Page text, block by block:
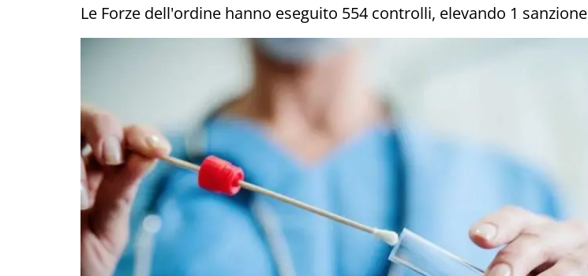
Le Forze dell'ordine hanno eseguito 554 controlli, elevando 1 sanzione